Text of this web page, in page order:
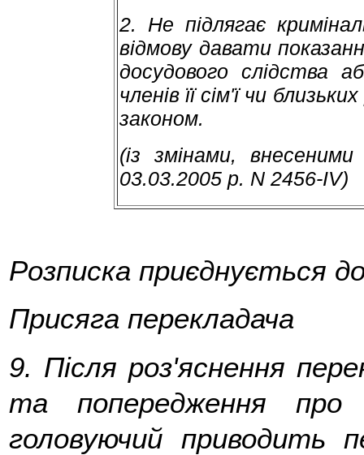
2. Не підлягає
відмову давати
досудового слідства
членів її сім'ї чи
законом.
(із змінами,
03.03.2005 р. N 2456-IV)
Розписка приєднується
Присяга перекладача
9. Після роз'яснення
та попередження про
головуючий приводить